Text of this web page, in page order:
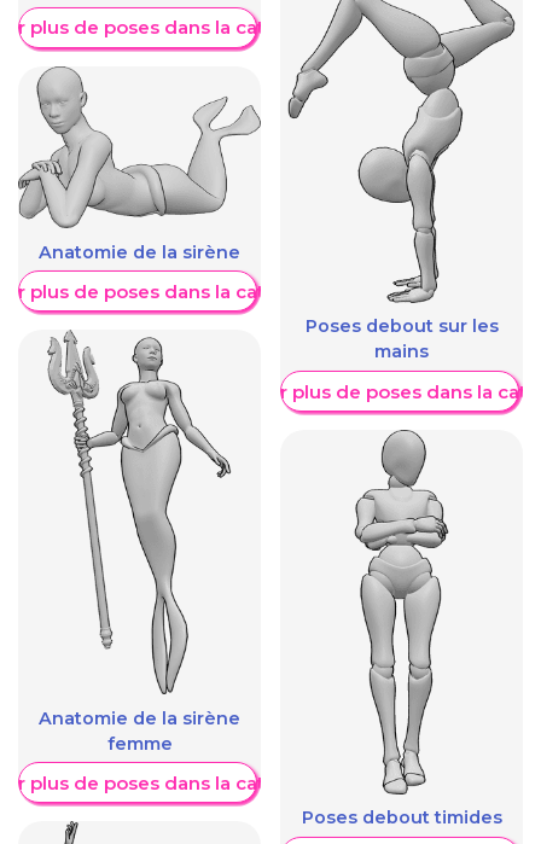
plus de poses dans la catégorie
Anatomie de la sirène
plus de poses dans la catégorie
Anatomie de la sirène
femme
plus de poses dans la catégorie
Poses debout sur les
mains
Afficher plus de poses dans la
Poses debout timides